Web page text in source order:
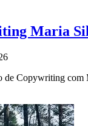
Maria
Copywriting com